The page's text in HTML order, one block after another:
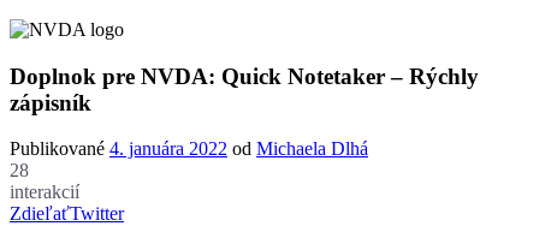
Doplnok pre NVDA: Quick Notetaker – Rýchly
zápisník
Publikované 4. januára 2022 od Michaela Dlhá
28
interakcií
ZdieľaťTwitter